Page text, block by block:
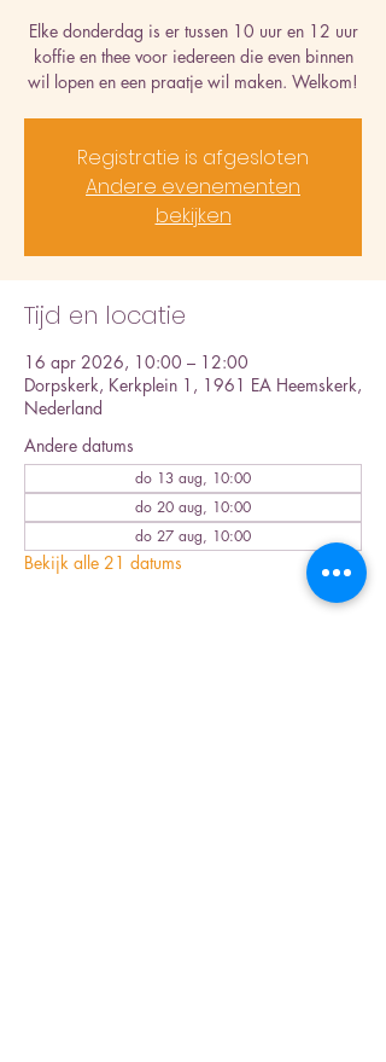
Elke donderdag is er tussen 10 uur en 12 uur
koffie en thee voor iedereen die even binnen
wil lopen en een praatje wil maken. Welkom!
Registratie is afgesloten
Andere evenementen
bekijken
Tijd en locatie
16 apr 2026, 10:00 – 12:00
Dorpskerk, Kerkplein 1, 1961 EA Heemskerk,
Nederland
Andere datums
do 13 aug, 10:00
do 20 aug, 10:00
do 27 aug, 10:00
Bekijk alle 21 datums